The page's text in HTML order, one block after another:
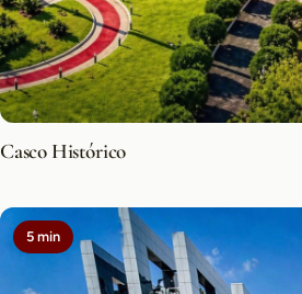
Casco Histórico
5 min